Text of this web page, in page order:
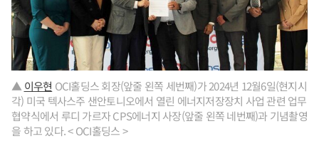
▲ 이우현 OCI홀딩스 회장(앞줄 왼쪽 세번째)가 2024년 12월6일(현지시
각) 미국 텍사스주 샌안토니오에서 열린 에너지저장장치 사업 관련 업무
협약식에서 루디 가르자 CPS에너지 사장(앞줄 왼쪽 네번째)과 기념촬영
을 하고 있다. < OCI홀딩스 >